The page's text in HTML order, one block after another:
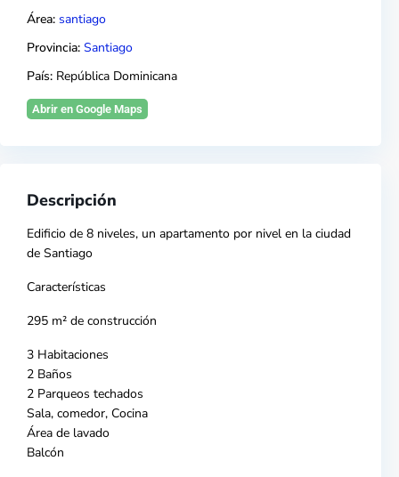
Área: santiago
Provincia: Santiago
País: República Dominicana
Abrir en Google Maps
Descripción
Edificio de 8 niveles, un apartamento por nivel en la ciudad
de Santiago
Características
295 m² de construcción
3 Habitaciones
2 Baños
2 Parqueos techados
Sala, comedor, Cocina
Área de lavado
Balcón